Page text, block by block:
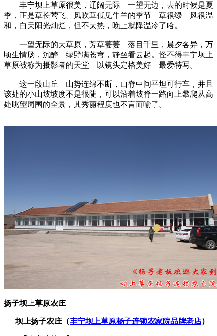
丰宁坝上草原很美，辽阔无际，一望无边，去的时候是夏
季，正是草长莺飞、风吹草低见牛羊的季节，草很绿，风很温
和，白天阳光灿烂，但不太热，晚上就降温冷了哈。
一望无际的大草原，芳草萋萋，落目千里，晨夕各异，万
顷生情肠，沉醉，绿野满苍穹，静坐看云起。怪不得丰宁坝上
草原被称为摄影者的天堂，以镜头定格美好，最爱特写。
这一段山丘，山势连绵不断，山脊中间平坦可行车，并且
该处的小山坡坡度不是很陡，可以沿着坡脊一路向上攀爬从高
处眺望周围的全景，其秀丽程度也不言而喻了。
扬子坝上草原农庄
坝上扬子农庄（丰宁坝上草原杨子连锁农家院品牌老店）